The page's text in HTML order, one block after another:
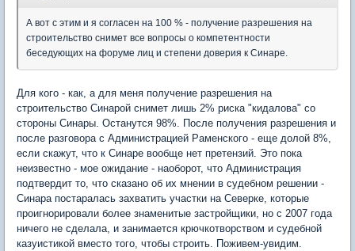
А вот с этим и я согласен на 100 % - получение разрешения на
строительство снимет все вопросы о компетентности
беседующих на форуме лиц и степени доверия к Синаре.
Для кого - как, а для меня получение разрешения на
строительство Синарой снимет лишь 2% риска "кидалова" со
стороны Синары. Останутся 98%. После получения разрешения и
после разговора с Администрацией Раменского - еще долой 8%,
если скажут, что к Синаре вообще нет претензий. Это пока
неизвестно - мое ожидание - наоборот, что Администрация
подтвердит то, что сказано об их мнении в судебном решении -
Синара постаралась захватить участки на Северке, которые
проигнорировали более знаменитые застройщики, но с 2007 года
ничего не сделала, и занимается крючкотворством и судебной
казуистикой вместо того, чтобы строить. Поживем-увидим.